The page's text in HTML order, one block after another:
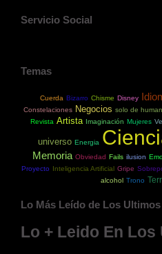
Servicio Social
Temas
Cuerda Bizarro Chisme Disney
Constelaciones Negocios solo de
Revista Artista Imaginación Mujeres
universo Energia
Memoria Obviedad Fails ilusion
Proyecto Inteligencia Artificial Gripe
alcohol Trono
Lo Más Leído de Los Ultimos
Lo + Leido En